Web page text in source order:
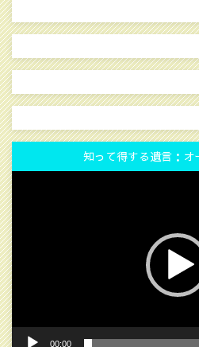
知って得する遺言：オ
動
画
プ
レ
ー
ヤ
ー
00:00